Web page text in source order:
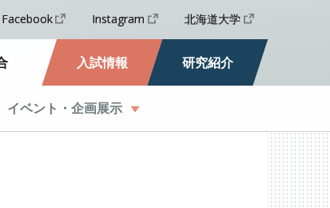
Facebook Instagram 北海道大学
入試情報 研究紹介
イベント ・企画展示